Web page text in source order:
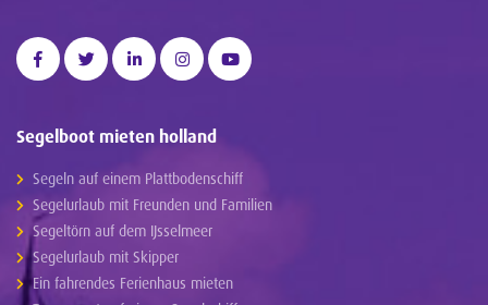
Segelboot mieten holland
Segeln auf einem Plattbodenschiff
Segelurlaub mit Freunden und Familien
Segeltörn auf dem IJsselmeer
Segelurlaub mit Skipper
Ein fahrendes Ferienhaus mieten